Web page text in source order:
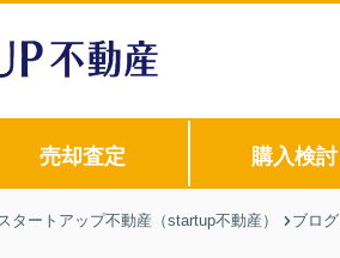
売却査定 購入検討
ートアップ不動産（startup不動産） ブログ